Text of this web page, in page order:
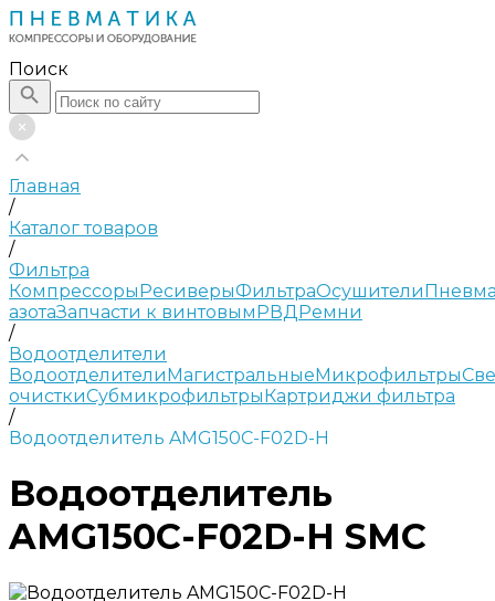
Поиск
Главная
/
Каталог товаров
/
Фильтра
КомпрессорыРесиверыФильтраОсушители
азотаЗапчасти к винтовымРВДРемни
/
Водоотделители
ВодоотделителиМагистральныеМикрофильтры
очисткиСубмикрофильтрыКартриджи фильтра
/
Водоотделитель AMG150C-F02D-H
Водоотделитель
AMG150C-F02D-H SMC